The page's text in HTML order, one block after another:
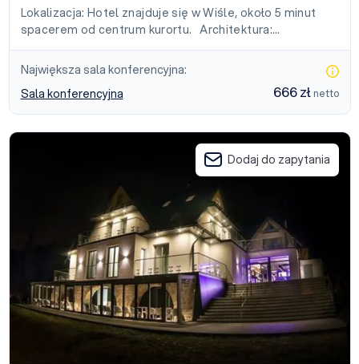
Lokalizacja: Hotel znajduje się w Wiśle, około 5 minut
spacerem od centrum kurortu. Architektura:…
Największa sala konferencyjna:
Sala konferencyjna
666 zł netto
Dodaj do zapytania